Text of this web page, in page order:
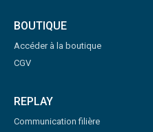
BOUTIQUE
Accéder à la boutique
CGV
REPLAY
Communication filière